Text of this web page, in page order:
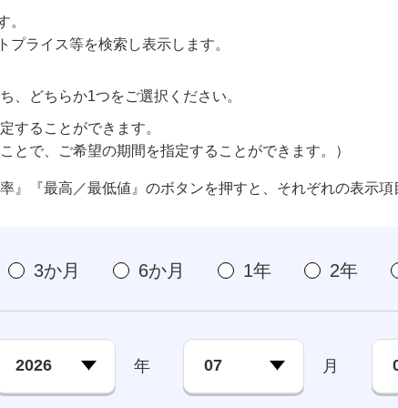
。
ライス等を検索し表示します。
、どちらか1つをご選択ください。
することができます。
とで、ご希望の期間を指定することができます。）
』『最高／最低値』のボタンを押すと、それぞれの表示項
3か月 6か月 1年 2年
年 月